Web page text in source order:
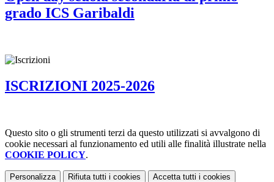
grado ICS Garibaldi
ISCRIZIONI 2025-2026
Questo sito o gli strumenti terzi da questo utilizzati si avvalgono di
cookie necessari al funzionamento ed utili alle finalità illustrate nella
COOKIE POLICY.
Personalizza Rifiuta tutti i cookies Accetta tutti i cookies